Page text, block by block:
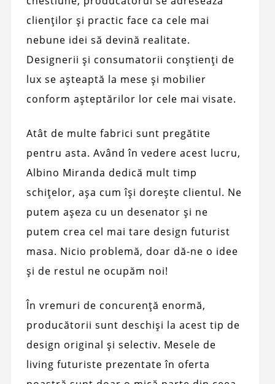
clienților și practic face ca cele mai
nebune idei să devină realitate.
Designerii și consumatorii conștienți de
lux se așteaptă la mese și mobilier
conform așteptărilor lor cele mai visate.
Atât de multe fabrici sunt pregătite
pentru asta. Având în vedere acest lucru,
Albino Miranda dedică mult timp
schițelor, așa cum își dorește clientul. Ne
putem așeza cu un desenator și ne
putem crea cel mai tare design futurist
masa. Nicio problemă, doar dă-ne o idee
și de restul ne ocupăm noi!
În vremuri de concurență enormă,
producătorii sunt deschiși la acest tip de
design original și selectiv. Mesele de
living futuriste prezentate în oferta